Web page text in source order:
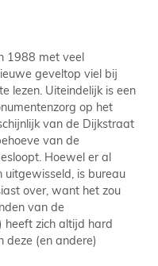
1988 met veel
geveltop viel bij
lezen. Uiteindelijk is een
op het
van de Dijkstraat
van de
Hoewel er al
is bureau
over, want het zou
van de
heeft zich altijd hard
(en andere)